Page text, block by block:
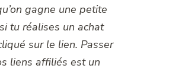
gagne une petite
tu réalises un achat
sur le lien. Passer
liens affiliés est un